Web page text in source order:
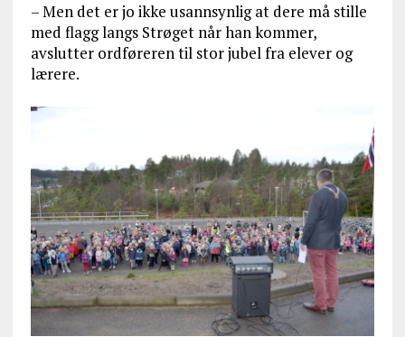
– Men det er jo ikke usannsynlig at dere må stille
med flagg langs Strøget når han kommer,
avslutter ordføreren til stor jubel fra elever og
lærere.